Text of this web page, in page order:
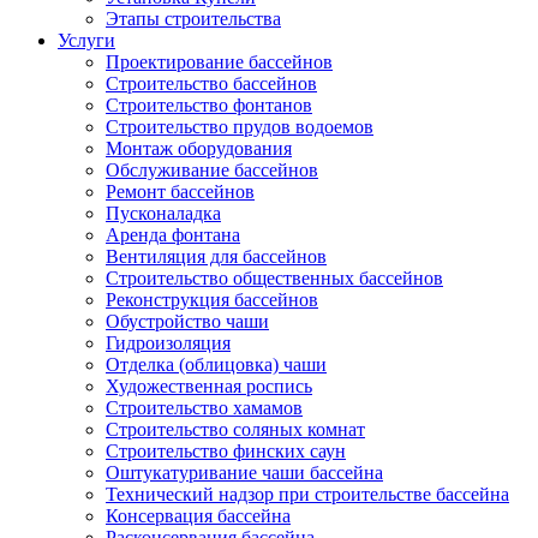
Этапы строительства
Услуги
Проектирование бассейнов
Строительство бассейнов
Строительство фонтанов
Строительство прудов водоемов
Монтаж оборудования
Обслуживание бассейнов
Ремонт бассейнов
Пусконаладка
Аренда фонтана
Вентиляция для бассейнов
Строительство общественных бассейнов
Реконструкция бассейнов
Обустройство чаши
Гидроизоляция
Отделка (облицовка) чаши
Художественная роспись
Строительство хамамов
Строительство соляных комнат
Строительство финских саун
Оштукатуривание чаши бассейна
Технический надзор при строительстве бассейна
Консервация бассейна